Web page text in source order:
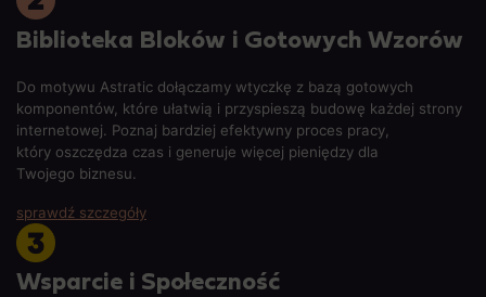
Biblioteka Bloków i Gotowych Wzorów
Do motywu Astratic dołączamy wtyczkę z bazą gotowych
komponentów, które ułatwią i przyspieszą budowę każdej strony
internetowej. Poznaj bardziej efektywny proces pracy,
który oszczędza czas i generuje więcej pieniędzy dla
Twojego biznesu.
sprawdź szczegóły
Wsparcie i Społeczność